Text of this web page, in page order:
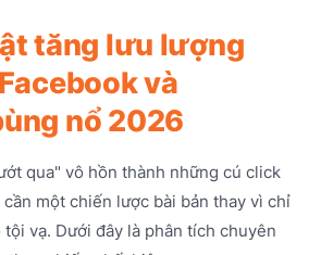
tăng lưu lượng
và
nổ 2026
qua" vô hồn thành những cú click
một chiến lược bài bản thay vì chỉ
vạ. Dưới đây là phân tích chuyên